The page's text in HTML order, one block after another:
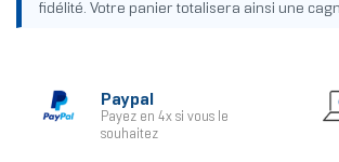
fidélité. Votre panier totalisera ainsi une
Paypal
Payez en 4x si vous le
souhaitez